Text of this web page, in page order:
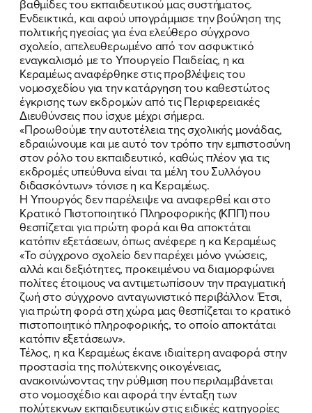
βαθμίδες του εκπαιδευτικού μας συστήματος.
Ενδεικτικά, και αφού υπογράμμισε την βούληση της
πολιτικής ηγεσίας για ένα ελεύθερο σύγχρονο
σχολείο, απελευθερωμένο από τον ασφυκτικό
εναγκαλισμό με το Υπουργείο Παιδείας, η κα
Κεραμέως αναφέρθηκε στις προβλέψεις του
νομοσχεδίου για την κατάργηση του καθεστώτος
έγκρισης των εκδρομών από τις Περιφερειακές
Διευθύνσεις που ίσχυε μέχρι σήμερα.
«Προωθούμε την αυτοτέλεια της σχολικής μονάδας,
εδραιώνουμε και με αυτό τον τρόπο την εμπιστοσύνη
στον ρόλο του εκπαιδευτικό, καθώς πλέον για τις
εκδρομές υπεύθυνα είναι τα μέλη του Συλλόγου
διδασκόντων» τόνισε η κα Κεραμέως.
Η Υπουργός δεν παρέλειψε να αναφερθεί και στο
Κρατικό Πιστοποιητικό Πληροφορικής (ΚΠΠ) που
θεσπίζεται για πρώτη φορά και θα αποκτάται
κατόπιν εξετάσεων, όπως ανέφερε η κα Κεραμέως
«Το σύγχρονο σχολείο δεν παρέχει μόνο γνώσεις,
αλλά και δεξιότητες, προκειμένου να διαμορφώνει
πολίτες έτοιμους να αντιμετωπίσουν την πραγματική
ζωή στο σύγχρονο ανταγωνιστικό περιβάλλον. Έτσι,
για πρώτη φορά στη χώρα μας θεσπίζεται το κρατικό
πιστοποιητικό πληροφορικής, το οποίο αποκτάται
κατόπιν εξετάσεων».
Τέλος, η κα Κεραμέως έκανε ιδιαίτερη αναφορά στην
προστασία της πολύτεκνης οικογένειας,
ανακοινώνοντας την ρύθμιση που περιλαμβάνεται
στο νομοσχέδιο και αφορά την ένταξη των
πολύτεκνων εκπαιδευτικών στις ειδικές κατηγορίες